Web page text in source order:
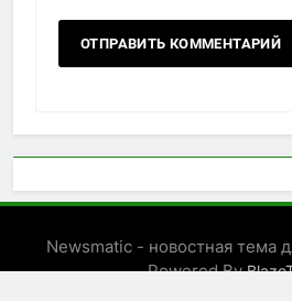
Newsmatic - новостная тема
Powered By